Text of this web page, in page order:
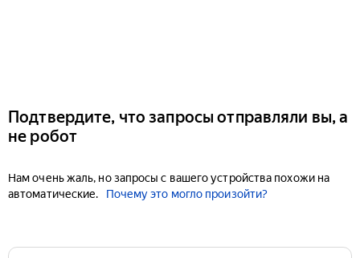
Подтвердите, что запросы отправляли вы, а
не робот
Нам очень жаль, но запросы с вашего устройства похожи на
автоматические.
Почему это могло произойти?